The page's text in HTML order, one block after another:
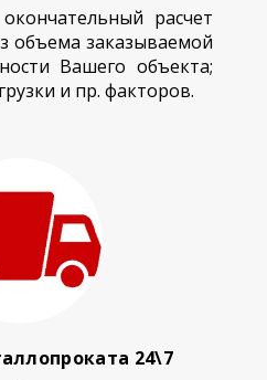
расчет
объема заказываемой
Вашего объекта;
и пр. факторов.
24\7